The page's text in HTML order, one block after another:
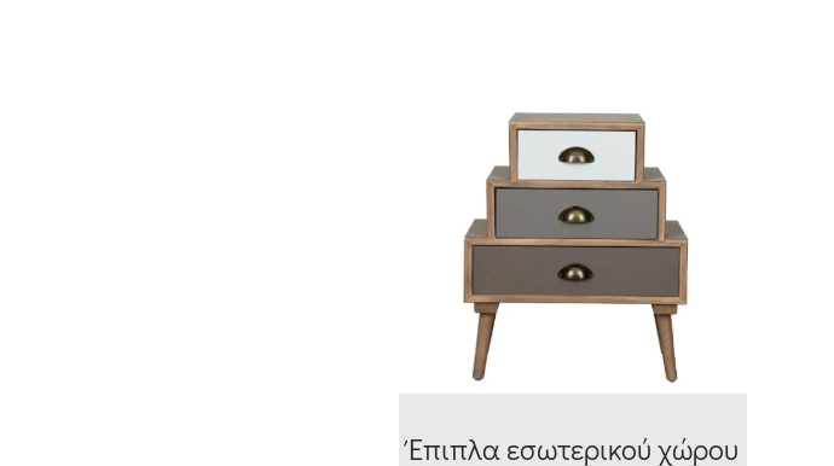
Έπιπλα εσωτερικού χώρου